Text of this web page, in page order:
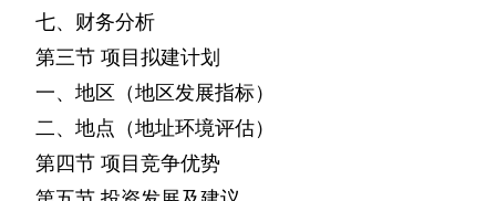
七、财务分析
第三节 项目拟建计划
一、地区（地区发展指标）
二、地点（地址环境评估）
第四节 项目竞争优势